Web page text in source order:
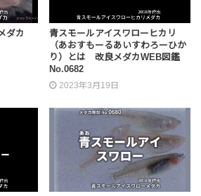
ダカ
青スモールアイスワローヒカリ
（あおすもーるあいすわろーひか
り）とは 改良メダカWEB図鑑
No.0682
2023年3月19日